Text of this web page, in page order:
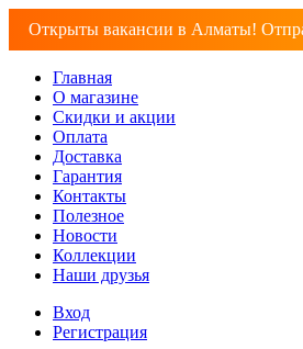
Открыты вакансии в Алматы!
Главная
О магазине
Скидки и акции
Оплата
Доставка
Гарантия
Контакты
Полезное
Новости
Коллекции
Наши друзья
Вход
Регистрация